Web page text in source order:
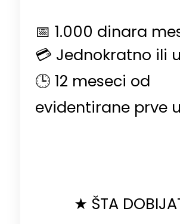
📅 1.000 dinara
💳 Jednokratno ili
🕒 12 meseci od
evidentirane prve
★ ŠTA